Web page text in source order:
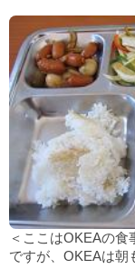
＜ここはOKEAの
ですが、OKEAは朝